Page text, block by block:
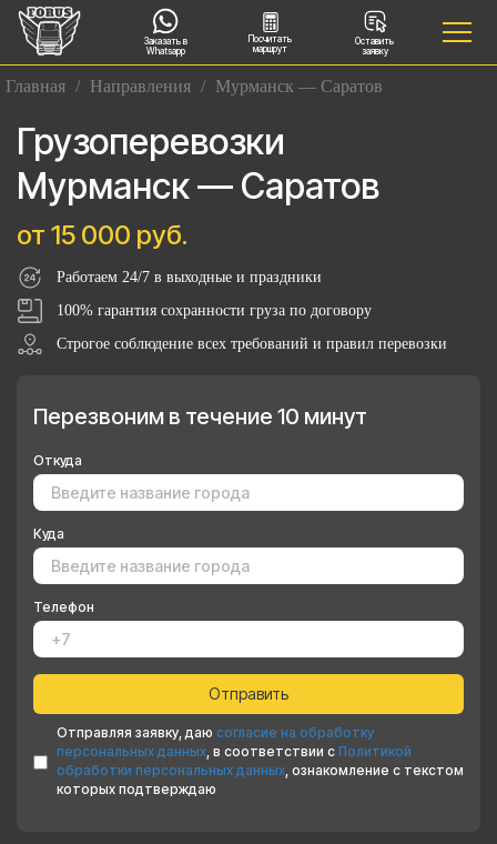
Заказать в
Whatsapp
Посчитать
маршрут
Оставить
заявку
Главная / Направления / Мурманск — Саратов
Грузоперевозки
Мурманск — Саратов
от 15 000 руб.
Работаем 24/7 в выходные и праздники
100% гарантия сохранности груза по договору
Строгое соблюдение всех требований и правил перевозки
Перезвоним в течение 10 минут
Откуда
Куда
Телефон
Отправляя заявку, даю согласие на обработку
персональных данных, в соответствии с Политикой
обработки персональных данных, ознакомление с текстом
которых подтверждаю